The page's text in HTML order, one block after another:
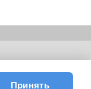
Принять